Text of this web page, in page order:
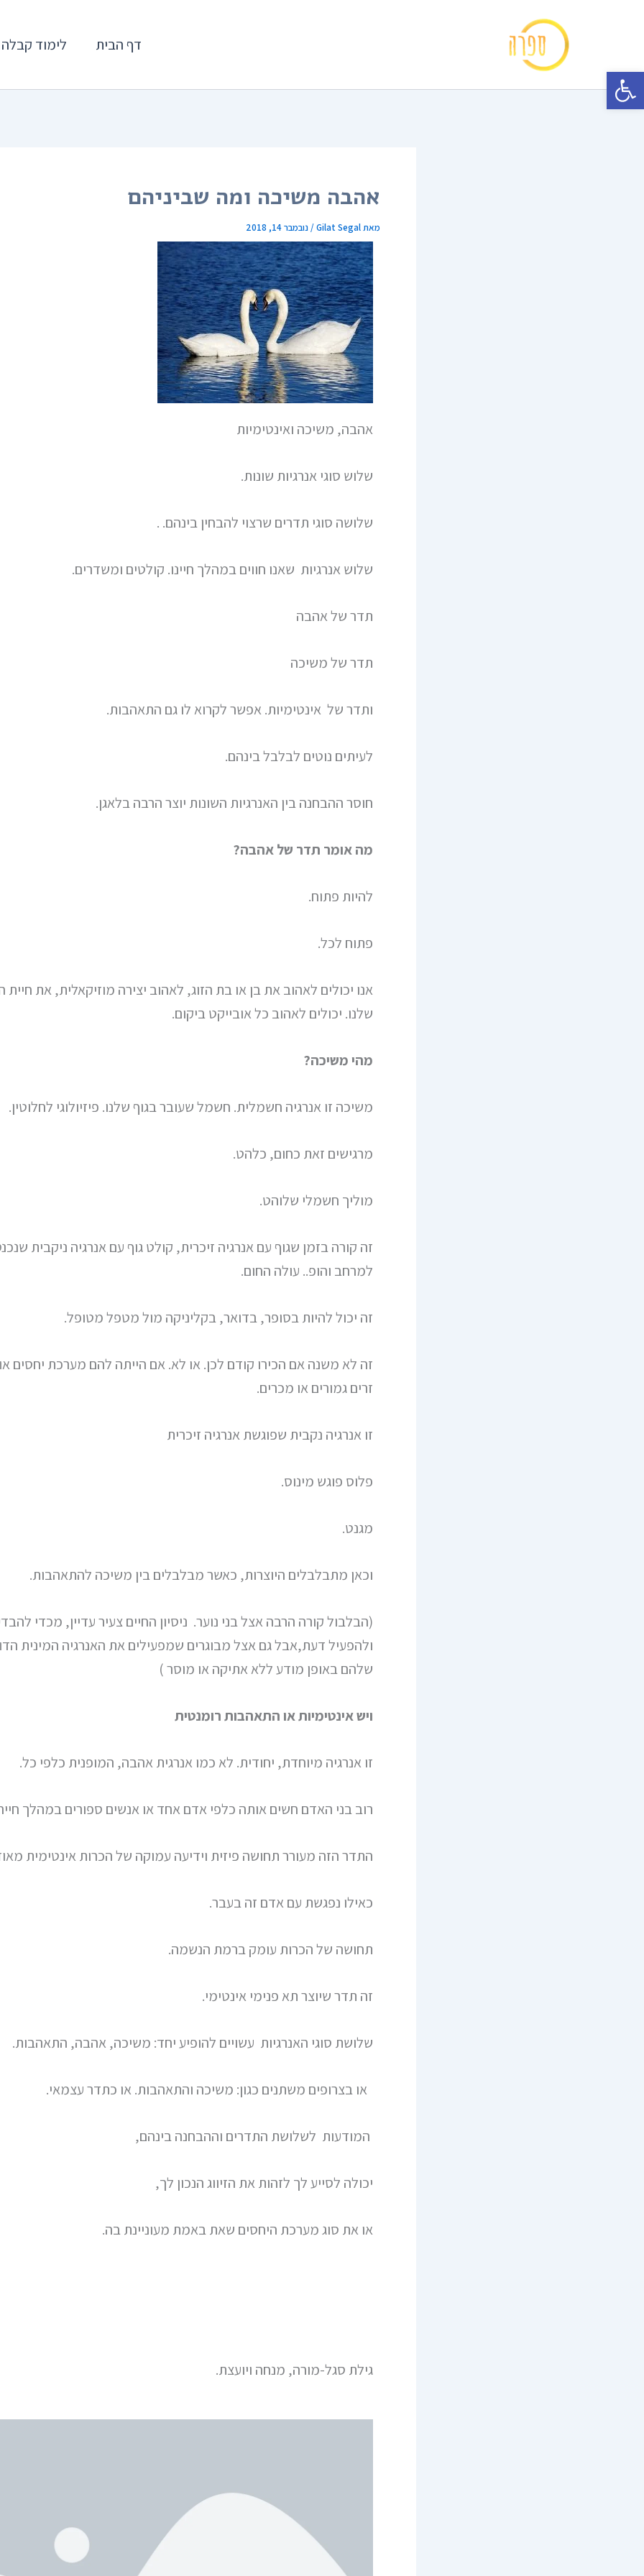
פתח סרגל נגישות
דף הבית לימוד קבלה
אהבה משיכה ומה שביניהם
מאתGilat Segal
/נובמבר 14, 2018
אהבה, משיכה ואינטימיות
שלוש סוגי אנרגיות שונות.
שלושה סוגי תדרים שרצוי להבחין בינהם. .
שלוש אנרגיות שאנו חווים במהלך חיינו. קולטים ומשדרים.
תדר של אהבה
תדר של משיכה
ותדר של אינטימיות. אפשר לקרוא לו גם התאהבות.
לעיתים נוטים לבלבל בינהם.
חוסר ההבחנה בין האנרגיות השונות יוצר הרבה בלאגן.
מה אומר תדר של אהבה?
להיות פתוח.
פתוח לכל.
אנו יכולים לאהוב את בן או בת הזוג, לאהוב יצירה מוזיקאלית, את
שלנו. יכולים לאהוב כל אובייקט ביקום.
מהי משיכה?
משיכה זו אנרגיה חשמלית. חשמל שעובר בגוף שלנו. פיזיולוגי לחלוטין.
מרגישים זאת כחום, כלהט.
מוליך חשמלי שלוהט.
זה קורה בזמן שגוף עם אנרגיה זיכרית, קולט גוף עם אנרגיה ניקבית
למרחב והופ.. עולה החום.
זה יכול להיות בסופר, בדואר, בקליניקה מול מטפל מטופל.
זה לא משנה אם הכירו קודם לכן. או לא. אם הייתה להם מערכת יחסים
זרים גמורים או מכרים.
זו אנרגיה נקבית שפוגשת אנרגיה זיכרית
פלוס פוגש מינוס.
מגנט.
וכאן מתבלבלים היוצרות, כאשר מבלבלים בין משיכה להתאהבות.
(הבלבול קורה הרבה אצל בני נוער. ניסיון החיים צעיר עדיין, מכדי
ולהפעיל דעת,אבל גם אצל מבוגרים שמפעילים את האנרגיה המינית
שלהם באופן מודע ללא אתיקה או מוסר )
ויש אינטימיות או התאהבות רומנטית
זו אנרגיה מיוחדת, יחודית. לא כמו אנרגית אהבה, המופנית כלפי כל.
רוב בני האדם חשים אותה כלפי אדם אחד או אנשים ספורים במהלך
התדר הזה מעורר תחושה פיזית וידיעה עמוקה של הכרות אינטימית
כאילו נפגשת עם אדם זה בעבר.
תחושה של הכרות עומק ברמת הנשמה.
זה תדר שיוצר תא פנימי אינטימי.
שלושת סוגי האנרגיות עשויים להופיע יחד: משיכה, אהבה, התאהבות.
או בצרופים משתנים כגון: משיכה והתאהבות. או כתדר עצמאי.
המודעות לשלושת התדרים וההבחנה בינהם,
יכולה לסייע לך לזהות את הזיווג הנכון לך,
או את סוג מערכת היחסים שאת באמת מעוניינת בה.
גילת סגל-מורה, מנחה ויועצת.